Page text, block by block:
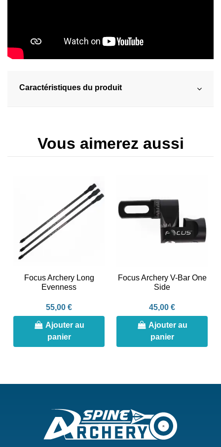
Caractéristiques du produit
Vous aimerez aussi
Focus Archery Long
Evenness
55,00 €
Ajouter au
panier
Focus Archery V-Bar One
Side
45,00 €
Ajouter au
panier